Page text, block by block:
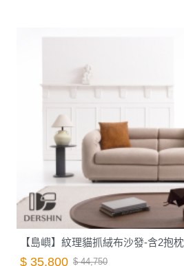
$ 35,800 $ 44,750